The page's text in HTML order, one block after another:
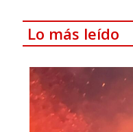
Lo más leído